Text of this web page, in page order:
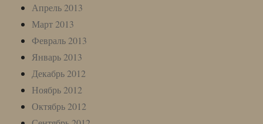
Апрель 2013
Март 2013
Февраль 2013
Январь 2013
Декабрь 2012
Ноябрь 2012
Октябрь 2012